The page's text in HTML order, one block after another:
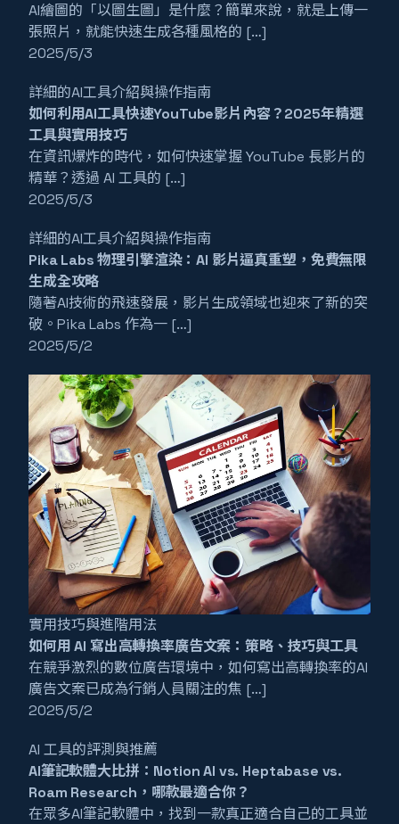
AI繪圖的「以圖生圖」是什麼？簡單來說，就是上傳一
張照片，就能快速生成各種風格的 […]
2025/5/3
詳細的AI工具介紹與操作指南
如何利用AI工具快速YouTube影片內容？2025年精選
工具與實用技巧
在資訊爆炸的時代，如何快速掌握 YouTube 長影片的
精華？透過 AI 工具的 […]
2025/5/3
詳細的AI工具介紹與操作指南
Pika Labs 物理引擎渲染：AI 影片逼真重塑，免費無限
生成全攻略
隨著AI技術的飛速發展，影片生成領域也迎來了新的突
破。Pika Labs 作為一 […]
2025/5/2
實用技巧與進階用法
如何用 AI 寫出高轉換率廣告文案：策略、技巧與工具
在競爭激烈的數位廣告環境中，如何寫出高轉換率的AI
廣告文案已成為行銷人員關注的焦 […]
2025/5/2
AI 工具的評測與推薦
AI筆記軟體大比拼：Notion AI vs. Heptabase vs.
Roam Research，哪款最適合你？
在眾多AI筆記軟體中，找到一款真正適合自己的工具並